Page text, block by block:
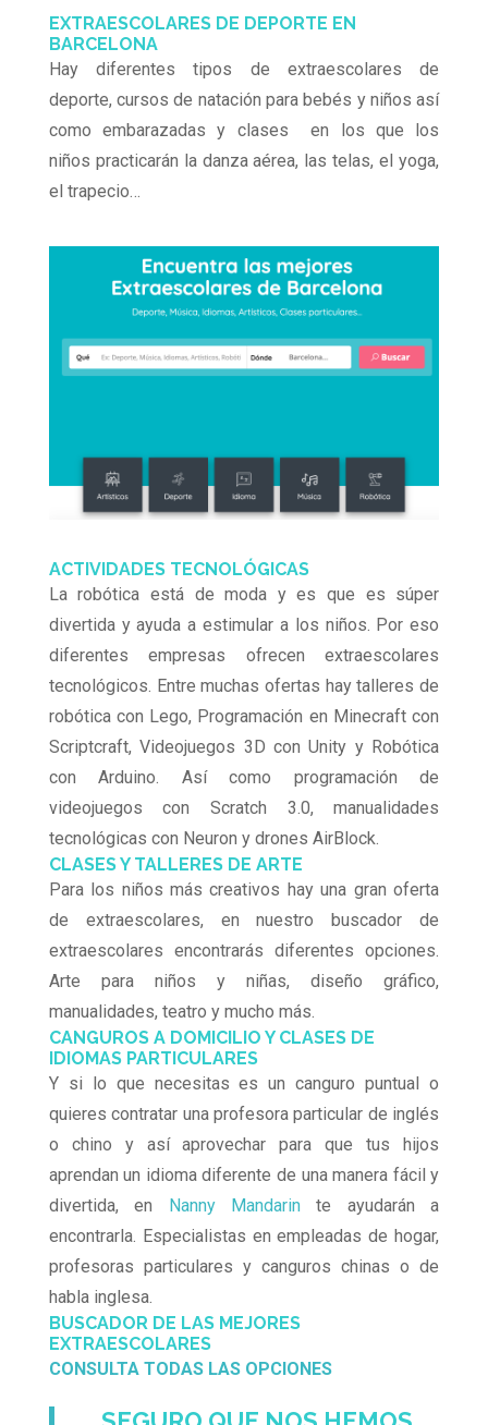
EXTRAESCOLARES DE DEPORTE EN
BARCELONA
Hay diferentes tipos de extraescolares de
deporte, cursos de natación para bebés y niños así
como embarazadas y clases en los que los
niños practicarán la danza aérea, las telas, el yoga,
el trapecio…
ACTIVIDADES TECNOLÓGICAS
La robótica está de moda y es que es súper
divertida y ayuda a estimular a los niños. Por eso
diferentes empresas ofrecen extraescolares
tecnológicos. Entre muchas ofertas hay talleres de
robótica con Lego, Programación en Minecraft con
Scriptcraft, Videojuegos 3D con Unity y Robótica
con Arduino. Así como programación de
videojuegos con Scratch 3.0, manualidades
tecnológicas con Neuron y drones AirBlock.
CLASES Y TALLERES DE ARTE
Para los niños más creativos hay una gran oferta
de extraescolares, en nuestro buscador de
extraescolares encontrarás diferentes opciones.
Arte para niños y niñas, diseño gráfico,
manualidades, teatro y mucho más.
CANGUROS A DOMICILIO Y CLASES DE
IDIOMAS PARTICULARES
Y si lo que necesitas es un canguro puntual o
quieres contratar una profesora particular de inglés
o chino y así aprovechar para que tus hijos
aprendan un idioma diferente de una manera fácil y
divertida, en Nanny Mandarin te ayudarán a
encontrarla. Especialistas en empleadas de hogar,
profesoras particulares y canguros chinas o de
habla inglesa.
BUSCADOR DE LAS MEJORES
EXTRAESCOLARES
CONSULTA TODAS LAS OPCIONES